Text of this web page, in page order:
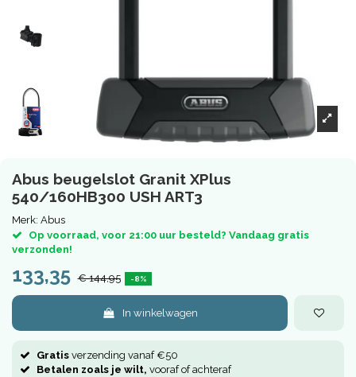
Abus beugelslot Granit XPlus
540/160HB300 USH ART3
Merk: Abus
Op voorraad, voor 21:00 uur besteld? Vandaag gratis
verzonden!
133,35 € 144,95 -8%
In winkelwagen
Gratis verzending vanaf €50
Betalen zoals je wilt, vooraf of achteraf